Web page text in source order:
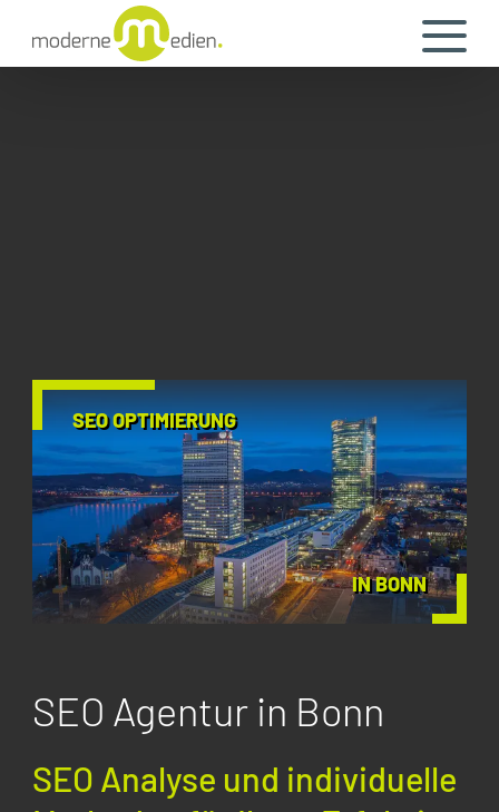
SEO OPTIMIERUNG
IN BONN
SEO Agentur in Bonn
SEO Analyse und individuelle